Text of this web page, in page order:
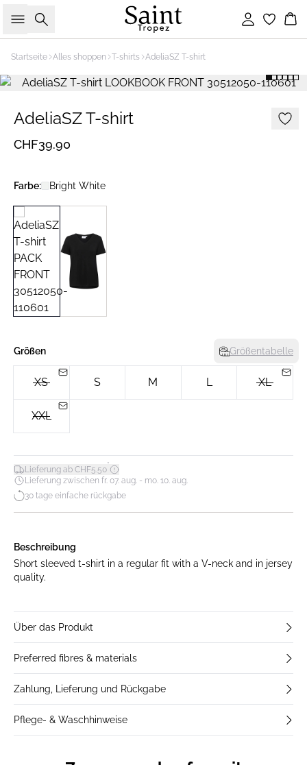
Suche Einloggen
Startseite Alles shoppen T-shirts AdeliaSZ T-shirt
AdeliaSZ T-shirt
CHF39.90
Farbe: Bright White
Größen Größentabelle
XS S M L XL
XXL
Lieferung ab CHF5.50*
Lieferung zwischen fr. 07. aug. - mo. 10. aug.
30 tage einfache rückgabe
Beschreibung
Short sleeved t-shirt in a regular fit with a V-neck and in jersey
quality.
Über das Produkt
Preferred fibres & materials
Zahlung, Lieferung und Rückgabe
Pflege- & Waschhinweise